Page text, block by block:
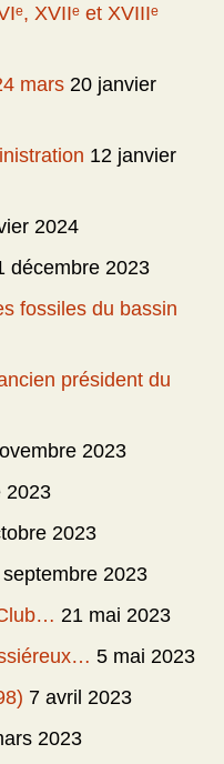
XVIIᵉ et XVIIIᵉ
mars 20 janvier
12 janvier
2024
décembre 2023
fossiles du bassin
président du
2023
2023
2023
2023
21 mai 2023
5 mai 2023
7 avril 2023
2023